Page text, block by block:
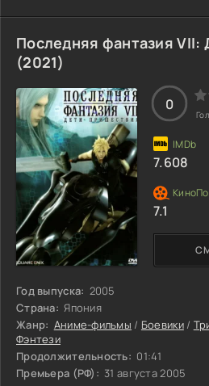
Последняя фантазия VII:
(2021)
Год выпуска: 2005
Страна: Япония
Жанр: Аниме-фильмы / Боевики/
Фэнтези
Продолжительность: 01:41
Премьера (РФ): 31 августа 2005
0
7.608
7.1